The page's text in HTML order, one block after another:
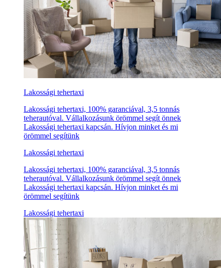
Lakossági tehertaxi
Lakossági tehertaxi, 100% garanciával, 3,5 tonnás
teherautóval. Vállalkozásunk örömmel segít önnek
Lakossági tehertaxi kapcsán. Hívjon minket és mi
örömmel segítünk
Lakossági tehertaxi
Lakossági tehertaxi, 100% garanciával, 3,5 tonnás
teherautóval. Vállalkozásunk örömmel segít önnek
Lakossági tehertaxi kapcsán. Hívjon minket és mi
örömmel segítünk
Lakossági tehertaxi